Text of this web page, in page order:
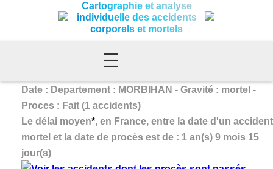
Cartographie et analyse
individuelle des accidents
corporels et mortels
☰
Date : Departement : MORBIHAN - Gravité : mortel -
Proces : Fait (1 accidents)
Le délai moyen*, en France, entre la date d'un accident
mortel et la date de procès est de : 1 an(s) 9 mois 15
jour(s)